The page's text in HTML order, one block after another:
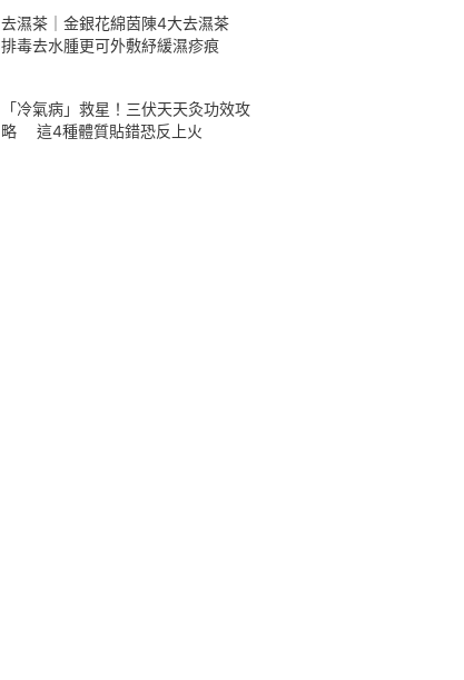
去濕茶｜金銀花綿茵陳4大去濕茶
排毒去水腫更可外敷紓緩濕疹痕
「冷氣病」救星！三伏天天灸功效攻
略 這4種體質貼錯恐反上火